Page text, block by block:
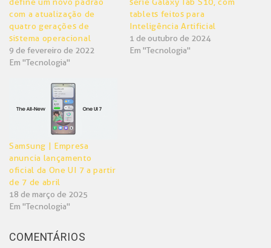
com a atualização de
quatro gerações de
sistema operacional
9 de fevereiro de 2022
Em "Tecnologia"
tablets feitos para
Inteligência Artificial
1 de outubro de 2024
Em "Tecnologia"
Samsung | Empresa
anuncia lançamento
oficial da One UI 7 a partir
de 7 de abril
18 de março de 2025
Em "Tecnologia"
COMENTÁRIOS